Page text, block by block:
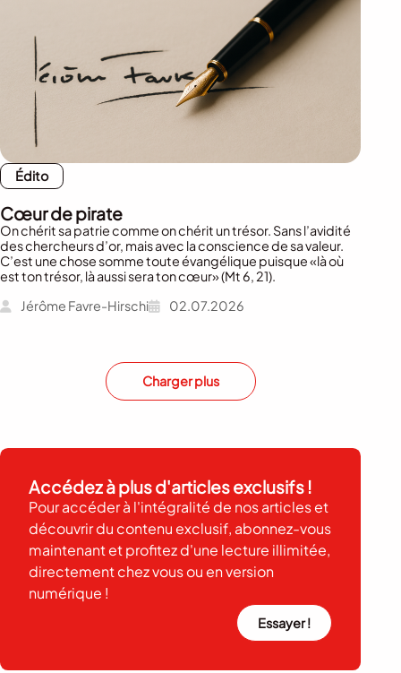
Édito
Cœur de pirate
On chérit sa patrie comme on chérit un trésor. Sans l’avidité
des chercheurs d’or, mais avec la conscience de sa valeur.
C’est une chose somme toute évangélique puisque «là où
est ton trésor, là aussi sera ton cœur» (Mt 6, 21).
Jérôme Favre-Hirschi
02.07.2026
Charger plus
Accédez à plus d'articles exclusifs !
Pour accéder à l'intégralité de nos articles et
découvrir du contenu exclusif, abonnez-vous
maintenant et profitez d'une lecture illimitée,
directement chez vous ou en version
numérique !
Essayer !